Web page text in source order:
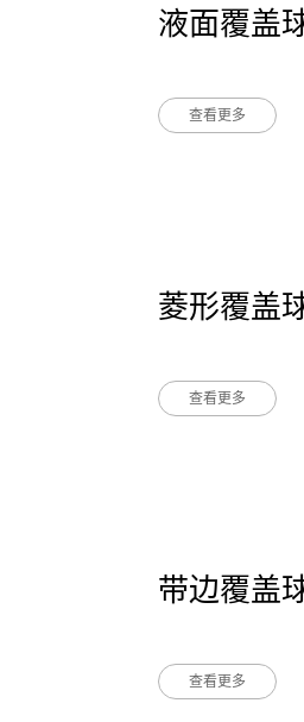
盖效果好、使用寿
液面覆盖
查看更多
菱形覆盖
查看更多
带边覆盖
查看更多